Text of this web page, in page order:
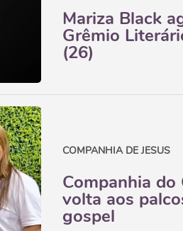
Mariza Black
Grêmio
(26)
COMPANHIA DE JESUS
Companhia do
volta aos
gospel